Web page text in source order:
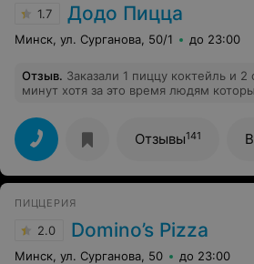
1.7 Додо Пицца
Минск, ул. Сурганова, 50/1 до 23:00
Отзыв. Заказали 1 пиццу коктейль и
минут хотя за это время людям
Отзывы141
ПИЦЦЕРИЯ
2.0 Domino’s Pizza
Минск, ул. Сурганова, 50 до 23:00